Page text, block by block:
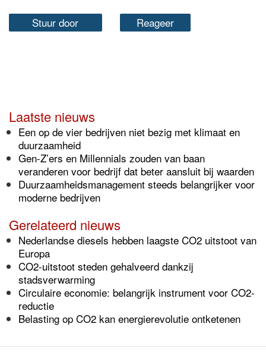
Stuur door Reageer
Laatste nieuws
Een op de vier bedrijven niet bezig met klimaat en
duurzaamheid
Gen-Z’ers en Millennials zouden van baan
veranderen voor bedrijf dat beter aansluit bij waarden
Duurzaamheidsmanagement steeds belangrijker voor
moderne bedrijven
Gerelateerd nieuws
Nederlandse diesels hebben laagste CO2 uitstoot van
Europa
CO2-uitstoot steden gehalveerd dankzij
stadsverwarming
Circulaire economie: belangrijk instrument voor CO2-
reductie
Belasting op CO2 kan energierevolutie ontketenen